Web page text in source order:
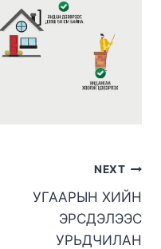
NEXT
УГААРЫН ХИЙН
ЭРСДЭЛЭЭС
УРЬДЧИЛАН